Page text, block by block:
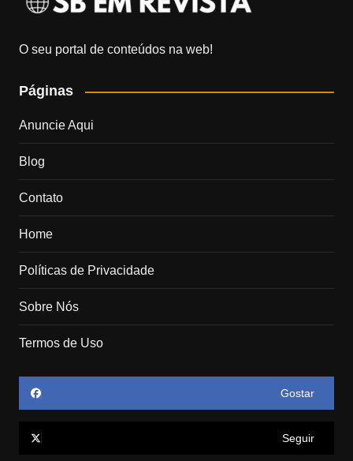
O seu portal de conteúdos na web!
Páginas
Anuncie Aqui
Blog
Contato
Home
Políticas de Privacidade
Sobre Nós
Termos de Uso
Gostar
Seguir